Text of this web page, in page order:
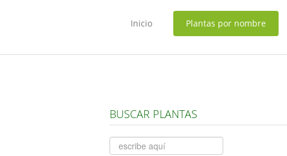
Inicio Plantas por nombre
BUSCAR PLANTAS